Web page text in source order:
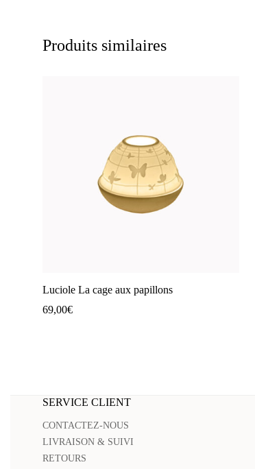
Produits similaires
Luciole La cage aux papillons
69,00€
SERVICE CLIENT
CONTACTEZ-NOUS
LIVRAISON & SUIVI
RETOURS